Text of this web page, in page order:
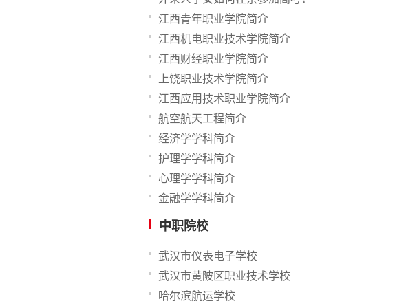
江西青年职业学院简介
江西机电职业技术学院简介
江西财经职业学院简介
上饶职业技术学院简介
江西应用技术职业学院简介
航空航天工程简介
经济学学科简介
护理学学科简介
心理学学科简介
金融学学科简介
中职院校
武汉市仪表电子学校
武汉市黄陂区职业技术学校
哈尔滨航运学校